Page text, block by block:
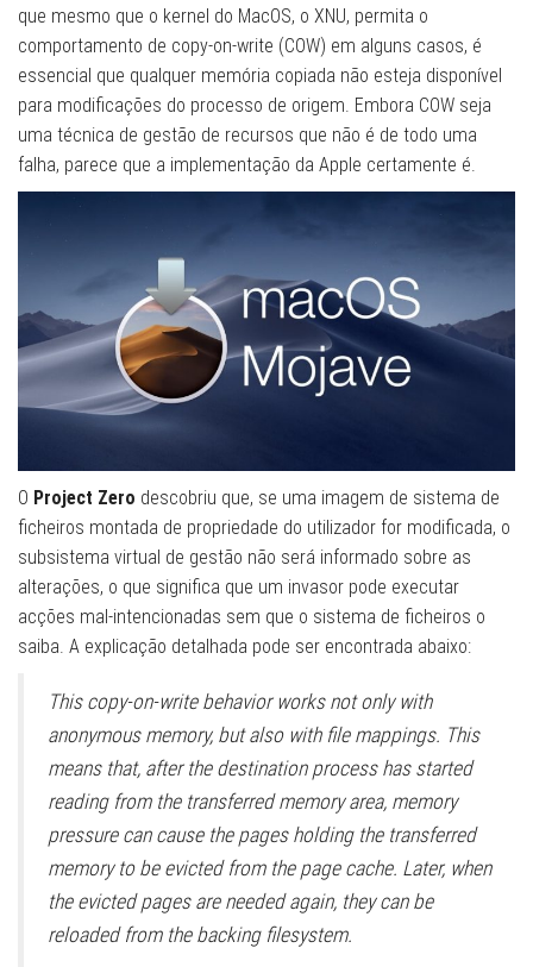
que mesmo que o kernel do MacOS, o XNU, permita o
comportamento de copy-on-write (COW) em alguns casos, é
essencial que qualquer memória copiada não esteja disponível
para modificações do processo de origem. Embora COW seja
uma técnica de gestão de recursos que não é de todo uma
falha, parece que a implementação da Apple certamente é.
O Project Zero descobriu que, se uma imagem de sistema de
ficheiros montada de propriedade do utilizador for modificada, o
subsistema virtual de gestão não será informado sobre as
alterações, o que significa que um invasor pode executar
acções mal-intencionadas sem que o sistema de ficheiros o
saiba. A explicação detalhada pode ser encontrada abaixo:
This copy-on-write behavior works not only with
anonymous memory, but also with file mappings. This
means that, after the destination process has started
reading from the transferred memory area, memory
pressure can cause the pages holding the transferred
memory to be evicted from the page cache. Later, when
the evicted pages are needed again, they can be
reloaded from the backing filesystem.